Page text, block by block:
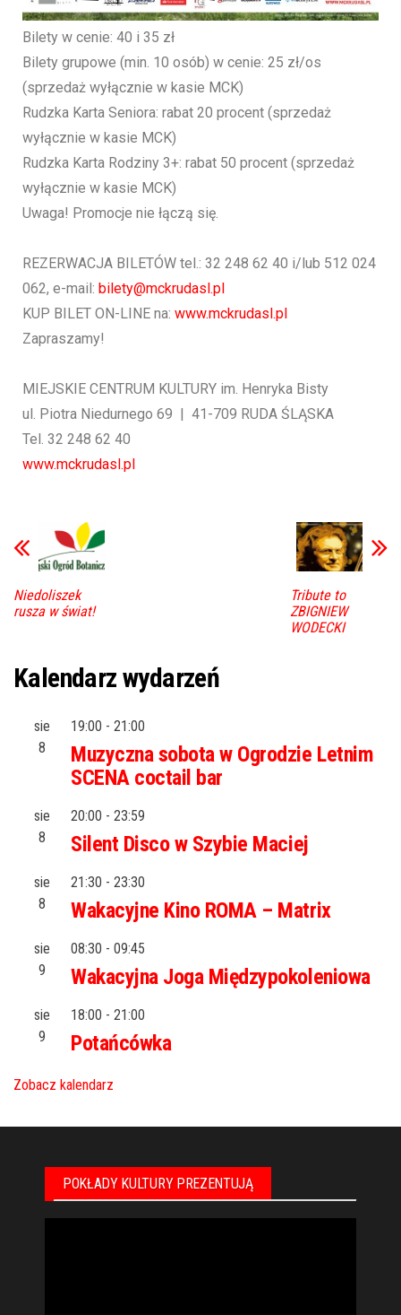
Bilety w cenie: 40 i 35 zł
Bilety grupowe (min. 10 osób) w cenie: 25 zł/os
(sprzedaż wyłącznie w kasie MCK)
Rudzka Karta Seniora: rabat 20 procent (sprzedaż
wyłącznie w kasie MCK)
Rudzka Karta Rodziny 3+: rabat 50 procent (sprzedaż
wyłącznie w kasie MCK)
Uwaga! Promocje nie łączą się.
REZERWACJA BILETÓW tel.: 32 248 62 40 i/lub 512 024
062, e-mail: bilety@mckrudasl.pl
KUP BILET ON-LINE na: www.mckrudasl.pl
Zapraszamy!
MIEJSKIE CENTRUM KULTURY im. Henryka Bisty
ul. Piotra Niedurnego 69 | 41-709 RUDA ŚLĄSKA
Tel. 32 248 62 40
www.mckrudasl.pl
Niedoliszek
rusza w świat!
Tribute to
ZBIGNIEW
WODECKI
Kalendarz wydarzeń
sie
8
19:00 - 21:00
Muzyczna sobota w Ogrodzie Letnim
SCENA coctail bar
sie
8
20:00 - 23:59
Silent Disco w Szybie Maciej
sie
8
21:30 - 23:30
Wakacyjne Kino ROMA – Matrix
sie
9
08:30 - 09:45
Wakacyjna Joga Międzypokoleniowa
sie
9
18:00 - 21:00
Potańcówka
Zobacz kalendarz
POKŁADY KULTURY PREZENTUJĄ